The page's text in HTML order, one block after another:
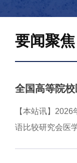
要闻聚焦
全国高等院
【本站讯】
语比较研究会医